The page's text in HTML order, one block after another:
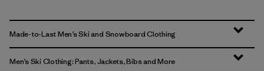
Made-to-Last Men’s Ski and Snowboard Clothing
Men’s Ski Clothing: Pants, Jackets, Bibs and More